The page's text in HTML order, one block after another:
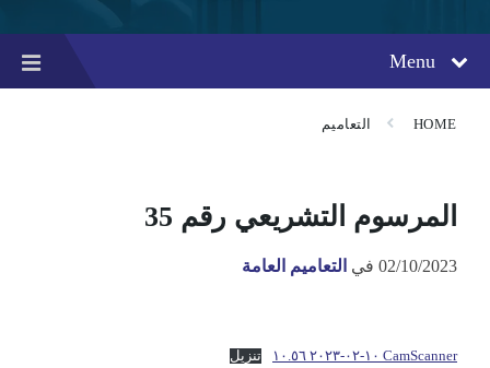
Menu
HOME التعاميم
المرسوم التشريعي رقم 35
02/10/2023 في التعاميم العامة
CamScanner ١٠-٠٢-٢٠٢٣ ١٠.٥٦ تنزيل